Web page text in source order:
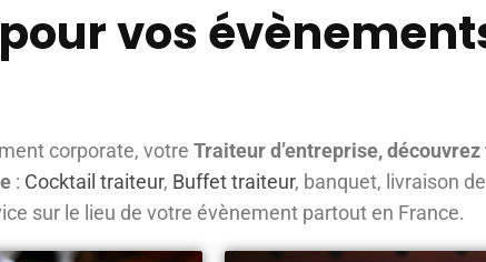
vos
corporate, votreTraiteur d’entreprise,
: Cocktail traiteur, Buffet traiteur, banquet, livraison
sur le lieu de votre évènement partout en France.